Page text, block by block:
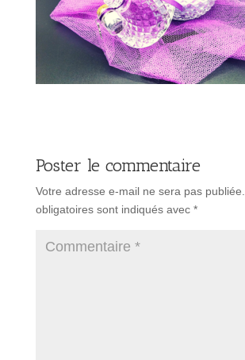
Poster le commentaire
Votre adresse e-mail ne sera pas publiée.
obligatoires sont indiqués avec *